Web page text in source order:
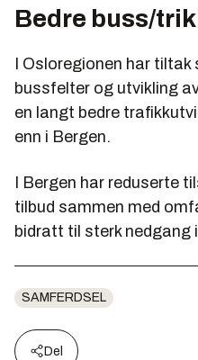
Bedre buss/
I Osloregionen har
bussfelter og utvikling
en langt bedre
enn i Bergen.
I Bergen har reduserte
tilbud sammen med
bidratt til sterk nedgang
SAMFERDSEL
Del